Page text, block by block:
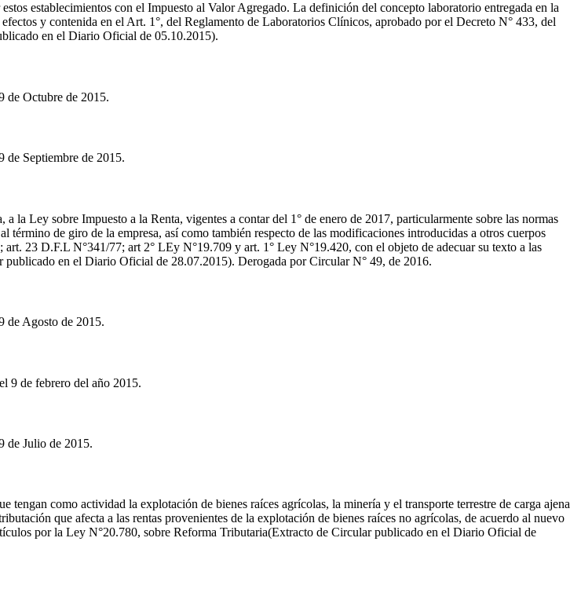
establecimientos con el Impuesto al Valor Agregado. La definición del concepto laboratorio entregada en la
y contenida en el Art. 1°, del Reglamento de Laboratorios Clínicos, aprobado por el Decreto N° 433, del
en el Diario Oficial de 05.10.2015).
de Octubre de 2015.
de Septiembre de 2015.
Ley sobre Impuesto a la Renta, vigentes a contar del 1° de enero de 2017, particularmente sobre las normas
de giro de la empresa, así como también respecto de las modificaciones introducidas a otros cuerpos
23 D.F.L N°341/77; art 2° LEy N°19.709 y art. 1° Ley N°19.420, con el objeto de adecuar su texto a las
publicado en el Diario Oficial de 28.07.2015). Derogada por Circular N° 49, de 2016.
de Agosto de 2015.
9 de febrero del año 2015.
de Julio de 2015.
tengan como actividad la explotación de bienes raíces agrícolas, la minería y el transporte terrestre de carga ajena
que afecta a las rentas provenientes de la explotación de bienes raíces no agrícolas, de acuerdo al nuevo
por la Ley N°20.780, sobre Reforma Tributaria(Extracto de Circular publicado en el Diario Oficial de